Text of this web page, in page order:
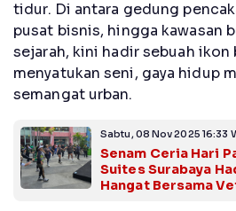
tidur. Di antara gedung
pusat bisnis, hingga kawasan
sejarah, kini hadir sebuah ikon
menyatukan seni, gaya hidup
semangat urban.
Sabtu, 08 Nov 2025 16:33
Senam Ceria Hari
Suites Surabaya
Hangat Bersama